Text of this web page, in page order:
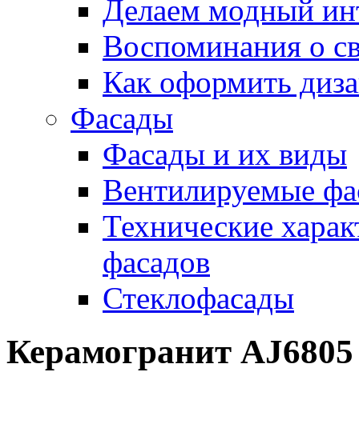
Делаем модный
Воспоминания о
Как оформить
Фасады
Фасады и их виды
Вентилируемые
Технические
фасадов
Стеклофасады
Керамогранит AJ6805